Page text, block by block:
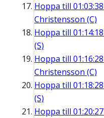
Hoppa till 01:03:38
Christensson (C)
Hoppa till 01:14:18
(S)
Hoppa till 01:16:28
Christensson (C)
Hoppa till 01:18:28
(S)
Hoppa till 01:20:27